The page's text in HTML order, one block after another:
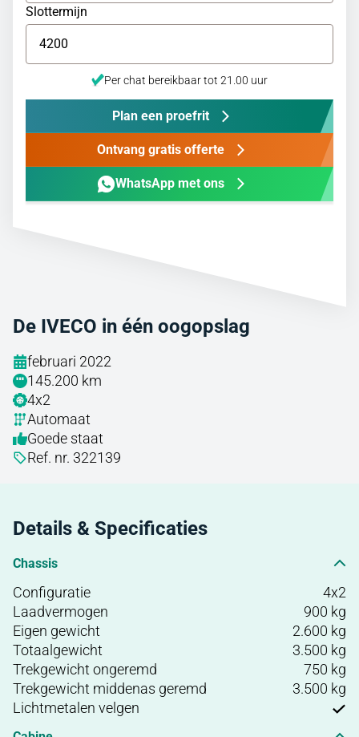
De IVECO in één oogopslag
februari 2022
145.200 km
4x2
Automaat
Goede staat
Ref. nr. 322139
Details & Specificaties
Chassis
Configuratie
4x2
Laadvermogen
900 kg
Eigen gewicht
2.600 kg
Totaalgewicht
3.500 kg
Trekgewicht ongeremd
750 kg
Trekgewicht middenas geremd
3.500 kg
Lichtmetalen velgen
Slottermijn
Per chat bereikbaar tot 21.00 uur
Plan een proefrit
Ontvang gratis offerte
WhatsApp met ons